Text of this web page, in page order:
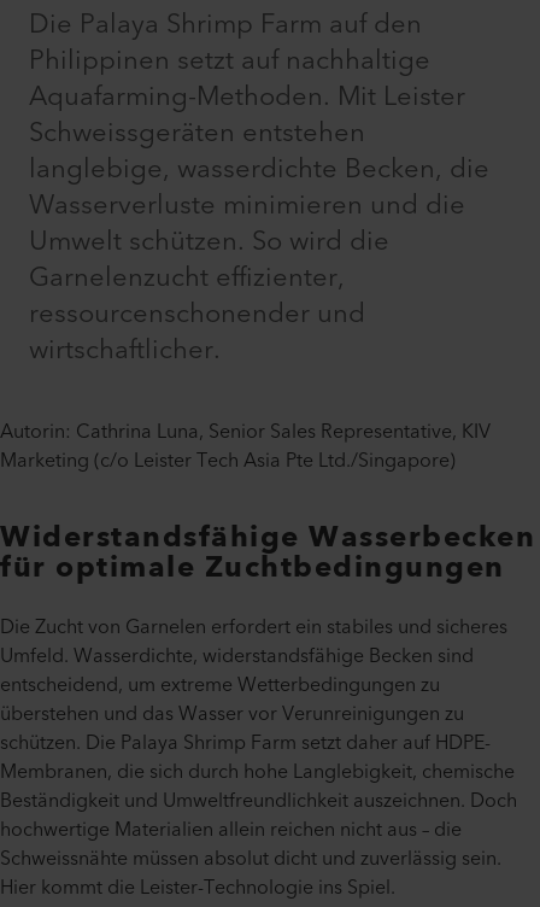
Die Palaya Shrimp Farm auf den
Philippinen setzt auf nachhaltige
Aquafarming-Methoden. Mit Leister
Schweissgeräten entstehen
langlebige, wasserdichte Becken, die
Wasserverluste minimieren und die
Umwelt schützen. So wird die
Garnelenzucht effizienter,
ressourcenschonender und
wirtschaftlicher.
Autorin: Cathrina Luna, Senior Sales Representative, KIV
Marketing (c/o Leister Tech Asia Pte Ltd./Singapore)
Widerstandsfähige Wasserbecken
für optimale Zuchtbedingungen
Die Zucht von Garnelen erfordert ein stabiles und sicheres
Umfeld. Wasserdichte, widerstandsfähige Becken sind
entscheidend, um extreme Wetterbedingungen zu
überstehen und das Wasser vor Verunreinigungen zu
schützen. Die Palaya Shrimp Farm setzt daher auf HDPE-
Membranen, die sich durch hohe Langlebigkeit, chemische
Beständigkeit und Umweltfreundlichkeit auszeichnen. Doch
hochwertige Materialien allein reichen nicht aus – die
Schweissnähte müssen absolut dicht und zuverlässig sein.
Hier kommt die Leister-Technologie ins Spiel.